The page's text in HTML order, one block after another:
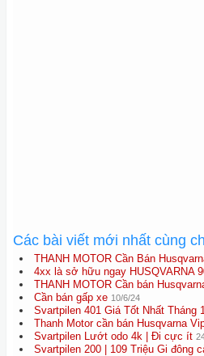
Các bài viết mới nhất cùng
THANH MOTOR Cần Bán
4xx là sở hữu ngay HUSQVARNA
THANH MOTOR Cần bán
Cần bán gấp xe 10/6/24
Svartpilen 401 Giá Tốt Nhất Tháng
Thanh Motor cần bán Husqvarna
Svartpilen Lướt odo 4k | Đi cực ít
Svartpilen 200 | 109 Triệu Gi đông